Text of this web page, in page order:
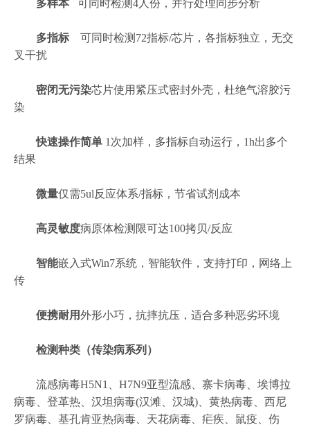
多样本可同时检测4人份，并行处理同步分析
多指标 可同时检测72指标/芯片，各指标独立，无交
叉干扰
密闭无污染芯片使用紧压式密封外壳，杜绝气溶胶污
染
快速操作简单 1次加样，多指标自动运行，1h出多个
结果
微量仅需5ul反应体系/指标，节省试剂成本
高灵敏度病原体检测限可达100拷贝/反应
智能嵌入式Win7系统，智能软件，支持打印，网络上
传
便携耐用外形小巧，抗摔抗压，适合多种恶劣环境
检测种类（传染病系列）
流感病毒H5N1、H7N9亚型流感、寨卡病毒、埃博拉
病毒、登革热、汉坦病毒(汉滩、汉城)、黄热病毒、西尼
罗病毒、基孔肯亚热病毒、天花病毒、疟疾、鼠疫、伤